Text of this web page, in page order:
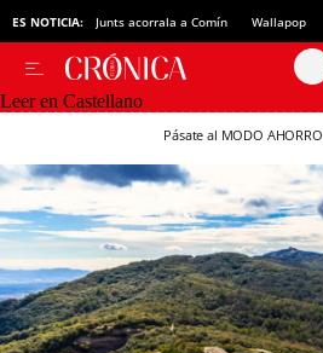
ES NOTICIA: Junts acorrala a Comín Wallapop
Leer en Castellano
Pásate al MODO AHORRO